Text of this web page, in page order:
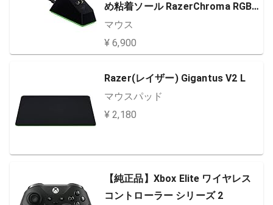
め粘着ソール RazerChroma RGB
対応 【日本正規代理店保証品】 RC
30-03050200-R3M1
マウス
¥ 6,900
Razer(レイザー) Gigantus V2 L
マウスパッド
¥ 2,180
【純正品】Xbox Elite ワイヤレス
コントローラー シリーズ 2